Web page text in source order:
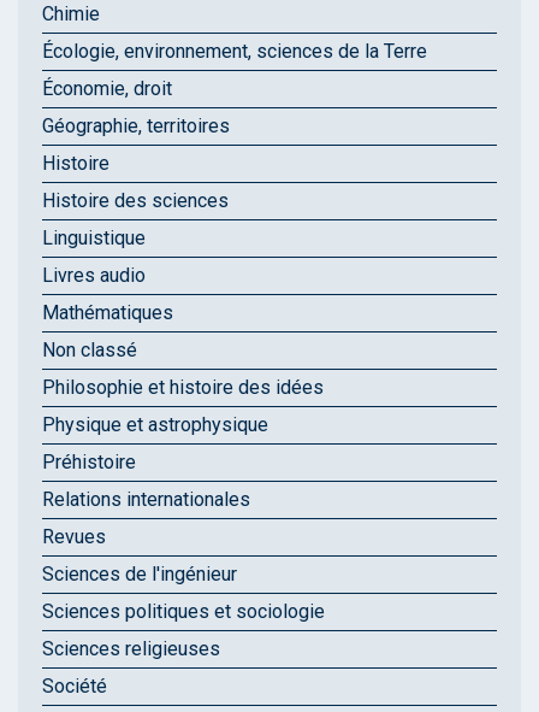
Chimie
Écologie, environnement, sciences de la Terre
Économie, droit
Géographie, territoires
Histoire
Histoire des sciences
Linguistique
Livres audio
Mathématiques
Non classé
Philosophie et histoire des idées
Physique et astrophysique
Préhistoire
Relations internationales
Revues
Sciences de l'ingénieur
Sciences politiques et sociologie
Sciences religieuses
Société